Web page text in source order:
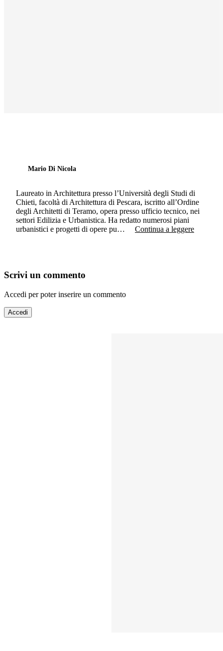
Mario Di Nicola
Laureato in Architettura presso l’Università degli Studi di
Chieti, facoltà di Architettura di Pescara, iscritto all’Ordine
degli Architetti di Teramo, opera presso ufficio tecnico, nei
settori Edilizia e Urbanistica. Ha redatto numerosi piani
urbanistici e progetti di opere pu…
Continua a leggere
Scrivi un commento
Accedi per poter inserire un commento
Accedi